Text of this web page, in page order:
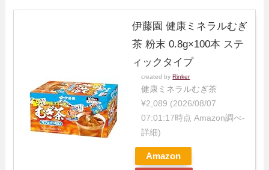
伊藤園 健康ミネラルむぎ
茶 粉末 0.8g×100本 ステ
ィックタイプ
created byRinker
健康ミネラルむぎ茶
¥2,089 (2026/08/07
07:01:17時点 Amazon調べ-
詳細)
Amazon